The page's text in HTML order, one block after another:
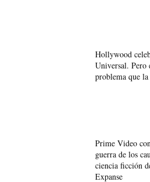
Hollywood
Universal. Pero
problema que
Prime Video
guerra de los
ciencia ficción
Expanse